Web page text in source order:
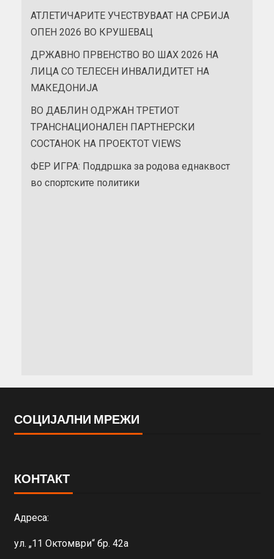
АТЛЕТИЧАРИТЕ УЧЕСТВУВААТ НА СРБИЈА
ОПЕН 2026 ВО КРУШЕВАЦ
ДРЖАВНО ПРВЕНСТВО ВО ШАХ 2026 НА
ЛИЦА СО ТЕЛЕСЕН ИНВАЛИДИТЕТ НА
МАКЕДОНИЈА
ВО ДАБЛИН ОДРЖАН ТРЕТИОТ
ТРАНСНАЦИОНАЛЕН ПАРТНЕРСКИ
СОСТАНОК НА ПРОЕКТОТ VIEWS
ФЕР ИГРА: Поддршка за родова еднаквост
во спортските политики
СОЦИЈАЛНИ МРЕЖИ
КОНТАКТ
Адреса:
ул. „11 Октомври“ бр. 42а